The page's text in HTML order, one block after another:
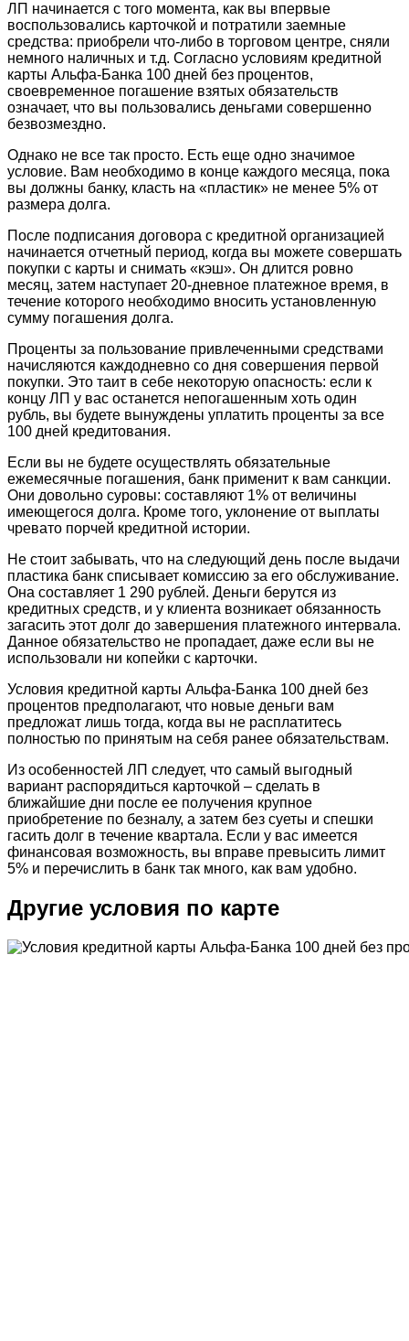
ЛП начинается с того момента, как вы впервые
воспользовались карточкой и потратили заемные
средства: приобрели что-либо в торговом центре, сняли
немного наличных и т.д. Согласно условиям кредитной
карты Альфа-Банка 100 дней без процентов,
своевременное погашение взятых обязательств
означает, что вы пользовались деньгами совершенно
безвозмездно.
Однако не все так просто. Есть еще одно значимое
условие. Вам необходимо в конце каждого месяца, пока
вы должны банку, класть на «пластик» не менее 5% от
размера долга.
После подписания договора с кредитной организацией
начинается отчетный период, когда вы можете совершать
покупки с карты и снимать «кэш». Он длится ровно
месяц, затем наступает 20-дневное платежное время, в
течение которого необходимо вносить установленную
сумму погашения долга.
Проценты за пользование привлеченными средствами
начисляются каждодневно со дня совершения первой
покупки. Это таит в себе некоторую опасность: если к
концу ЛП у вас останется непогашенным хоть один
рубль, вы будете вынуждены уплатить проценты за все
100 дней кредитования.
Если вы не будете осуществлять обязательные
ежемесячные погашения, банк применит к вам санкции.
Они довольно суровы: составляют 1% от величины
имеющегося долга. Кроме того, уклонение от выплаты
чревато порчей кредитной истории.
Не стоит забывать, что на следующий день после выдачи
пластика банк списывает комиссию за его обслуживание.
Она составляет 1 290 рублей. Деньги берутся из
кредитных средств, и у клиента возникает обязанность
загасить этот долг до завершения платежного интервала.
Данное обязательство не пропадает, даже если вы не
использовали ни копейки с карточки.
Условия кредитной карты Альфа-Банка 100 дней без
процентов предполагают, что новые деньги вам
предложат лишь тогда, когда вы не расплатитесь
полностью по принятым на себя ранее обязательствам.
Из особенностей ЛП следует, что самый выгодный
вариант распорядиться карточкой – сделать в
ближайшие дни после ее получения крупное
приобретение по безналу, а затем без суеты и спешки
гасить долг в течение квартала. Если у вас имеется
финансовая возможность, вы вправе превысить лимит
5% и перечислить в банк так много, как вам удобно.
Другие условия по карте